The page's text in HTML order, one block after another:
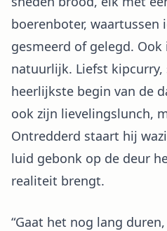
boerenboter,
gesmeerd of gelegd. Ook
natuurlijk. Liefst kipcurry,
heerlijkste begin van de
ook zijn lievelingslunch,
Ontredderd staart hij
luid gebonk op de deur
realiteit brengt.
“Gaat het nog lang